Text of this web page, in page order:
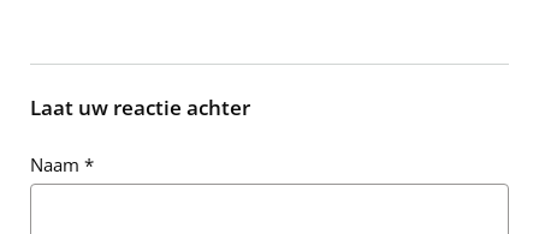
Laat uw reactie achter
Naam *